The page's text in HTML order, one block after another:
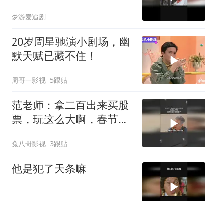
梦游爱追剧
20岁周星驰演小剧场，幽
默天赋已藏不住！
周哥一影视 5跟贴
范老师：拿二百出来买股
票，玩这么大啊，春节档
兔八哥影视 3跟贴
他是犯了天条嘛